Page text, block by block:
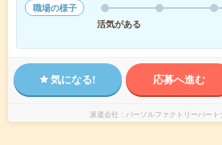
職場の様子
活気がある
気になる! 応募へ進む
派遣会社 パーソルファクトリーパート